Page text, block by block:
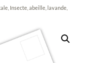
Insecte, abeille, lavande,